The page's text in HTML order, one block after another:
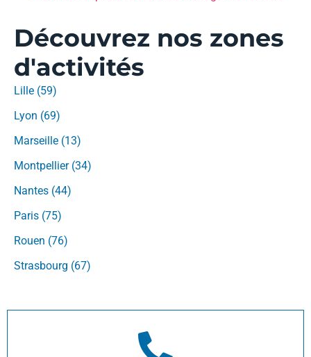
Découvrez nos zones
d'activités
Lille (59)
Lyon (69)
Marseille (13)
Montpellier (34)
Nantes (44)
Paris (75)
Rouen (76)
Strasbourg (67)